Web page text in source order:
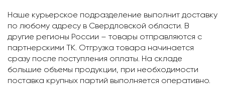
Наше курьерское подразделение выполнит доставку
по любому адресу в Свердловской области. В
другие регионы России – товары отправляются с
партнерскими ТК. Отгрузка товара начинается
сразу после поступления оплаты. На складе
большие объемы продукции, при необходимости
поставка крупных партий выполняется оперативно.